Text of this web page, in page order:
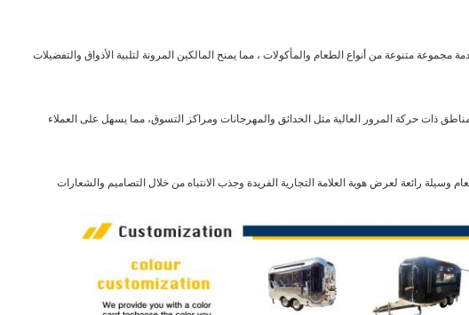
متنوعة من أنواع الطعام والمأكولات ، مما يمنح المالكين المرونة لتلبية الأذواق والتفضيلات
ذات حركة المرور العالية مثل الحدائق والمهرجانات ومراكز التسوق، مما يسهل على العملاء
وسيلة رائعة لعرض هوية العلامة التجارية الفريدة وجذب الانتباه من خلال التصاميم والشعارات